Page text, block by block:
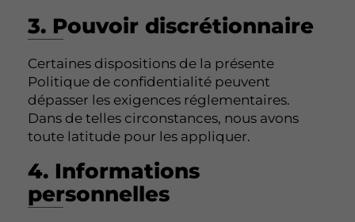
3. Pouvoir discrétionnaire
Certaines dispositions de la présente
Politique de confidentialité peuvent
dépasser les exigences réglementaires.
Dans de telles circonstances, nous avons
toute latitude pour les appliquer.
4. Informations
personnelles